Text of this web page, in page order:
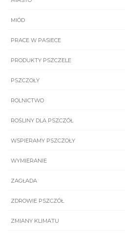
MIÓD
PRACE W PASIECE
PRODUKTY PSZCZELE
PSZCZOŁY
ROLNICTWO
ROŚLINY DLA PSZCZÓŁ
WSPIERAMY PSZCZOŁY
WYMIERANIE
ZAGŁADA
ZDROWIE PSZCZÓŁ
ZMIANY KLIMATU